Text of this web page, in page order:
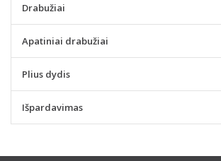
Drabužiai
Apatiniai drabužiai
Plius dydis
Išpardavimas